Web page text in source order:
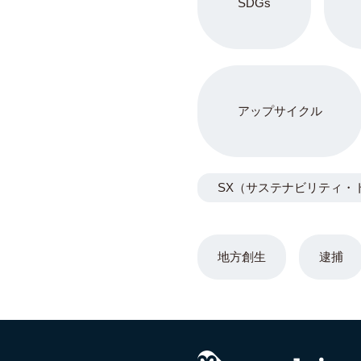
SDGs
アップサイクル
地方創生 逮捕
SX（サステナビリティ・